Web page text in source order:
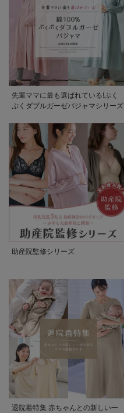
先輩ママに最も選ばれている!ぷく
ぷくダブルガーゼパジャマシリーズ
助産院監修シリーズ
退院着特集 赤ちゃんとの新しい一